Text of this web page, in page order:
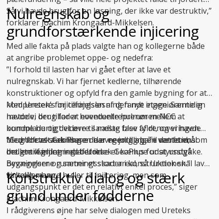
Så vi havde brug for en løsning, der ikke var destruktiv,”
forklarer Joachim Krongaard-Mikkelsen.
Nulregnskab og
grundforstærkende injicering
Med alle fakta på plads valgte han og kollegerne både
at angribe problemet oppe- og nedefra:
”I forhold til lasten har vi gået efter at lave et
nulregnskab. Vi har fjernet kedlerne, tilhørende
konstruktioner og opfyld fra den gamle bygning for at
kompensere for tilføjelsen af den nye etage. Samtidig
havde vi brug for at eventuelle hulrum mellem
bundplade og det øvre sandlag blev fyldt, og vi havde
brug for at stabilisere de øvre jordlag. Til det formål
brugte vi injicering af Uretek GeoPlus for at undgå
bevægelser og sætningsskader i konstruktionen.”
fortæller han.
Med Uretek’s injiceringsløsning fandt ingeniørerne en
metode, der tillader hovedentreprenøren NCC at
komme hurtigt videre til næste fase af renoveringen.
MedUretek GeoPluser der nemlig ingen ventetid, som
det er tilfældet med beton.
”Grundforstærkningen har egentlig bare været en
mellemregning – det er ikke et kæmpe udstyrsstykke.
Bygningerne rummer et stort areal, så Uretek skal lave
virkelig mange huller til injicering, men som
udgangspunkt er det en relativt enkel proces,” siger
Joachim Krongaard-Mikkelsen.
Konstruktiv dialog og stærk
grund under fødderne
I rådgiverens øjne har selve dialogen med Ureteks